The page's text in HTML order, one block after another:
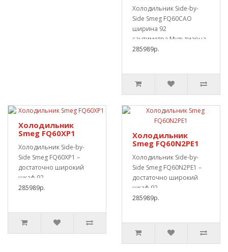
Холодильник Side-by-
Side Smeg FQ60CAO
ширина 92
сантиметра.Мультизона,
позволяющая выбирать
285989р.
Холодильник
Smeg FQ60XP1
Холодильник Side-by-
Side Smeg FQ60XP1 –
достаточно широкий
шкаф 92
сантиметра.Специализированное
285989р.
Холодильник
Smeg FQ60N2PE1
Холодильник Side-by-
Side Smeg FQ60N2PE1 –
достаточно широкий
шкаф 92
сантиметра.Специализи..
285989р.